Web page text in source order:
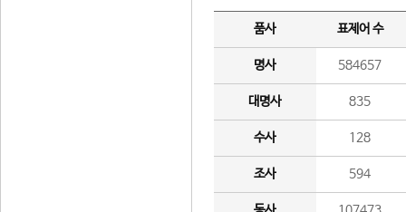
품사 표제어 수
명사 584657
대명사 835
수사 128
조사 594